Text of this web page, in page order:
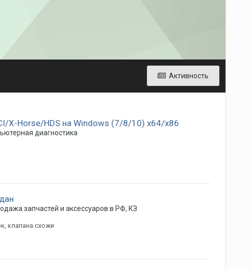
Активность
X-Horse/HDS на Windows (7/8/10) x64/х86
диагностика
запчастей и аксессуаров в РФ, КЗ
клапана схожи